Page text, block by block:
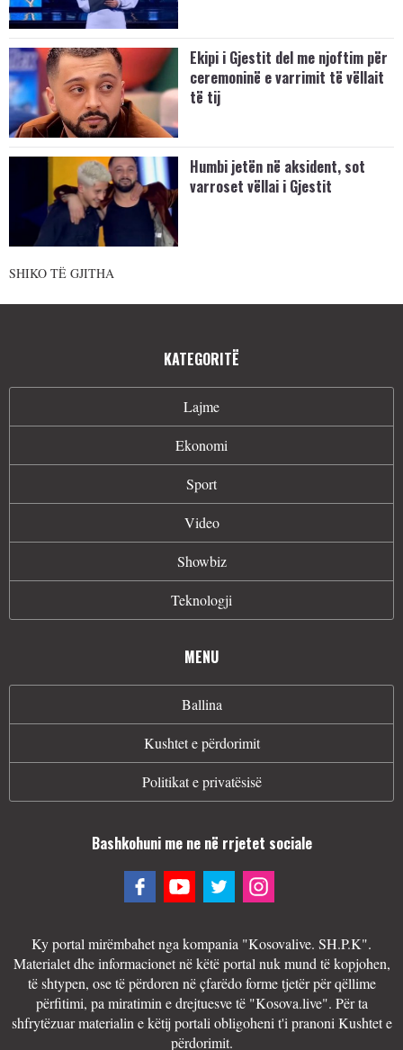
Ekipi i Gjestit del me njoftim për
ceremoninë e varrimit të vëllait
të tij
Humbi jetën në aksident, sot
varroset vëllai i Gjestit
SHIKO TË GJITHA
KATEGORITË
Lajme
Ekonomi
Sport
Video
Showbiz
Teknologji
MENU
Ballina
Kushtet e përdorimit
Politikat e privatësisë
Bashkohuni me ne në rrjetet sociale
Ky portal mirëmbahet nga kompania "Kosovalive. SH.P.K".
Materialet dhe informacionet në këtë portal nuk mund të kopjohen,
të shtypen, ose të përdoren në çfarëdo forme tjetër për qëllime
përfitimi, pa miratimin e drejtuesve të "Kosova.live". Për ta
shfrytëzuar materialin e këtij portali obligoheni t'i pranoni Kushtet e
përdorimit.